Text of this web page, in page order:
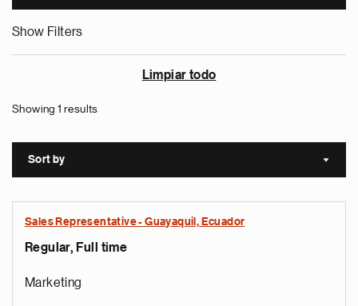
Show Filters
Limpiar todo
Showing 1 results
Sort by Sort
Sales Representative - Guayaquil, Ecuador
Regular, Full time
Marketing